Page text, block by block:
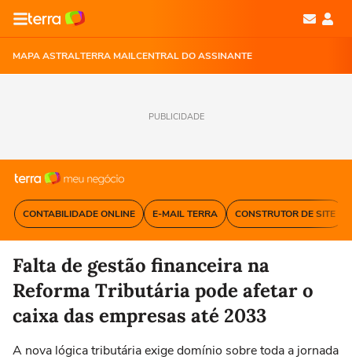
MAPA ASTRALTERRA MAILCENTRAL DO ASSINANTE
PUBLICIDADE
CONTABILIDADE ONLINE E-MAIL TERRA CONSTRUTOR DE SITE
Falta de gestão financeira na
Reforma Tributária pode afetar o
caixa das empresas até 2033
A nova lógica tributária exige domínio sobre toda a jornada